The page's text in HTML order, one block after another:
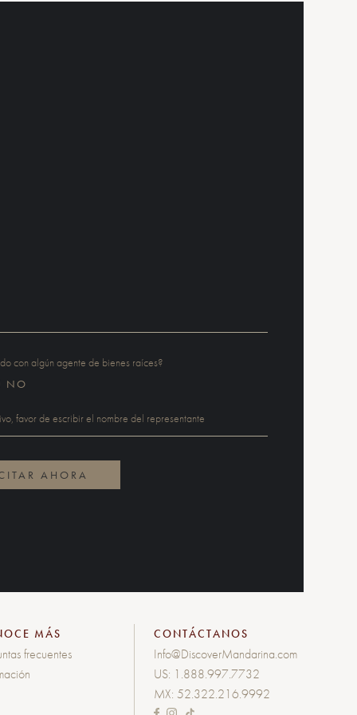
con algún agente de bienes raíces?
NO
MÁS
frecuentes
CONTÁCTANOS
Info@DiscoverMandarina.com
US: 1.888.997.7732
MX: 52.322.216.9992